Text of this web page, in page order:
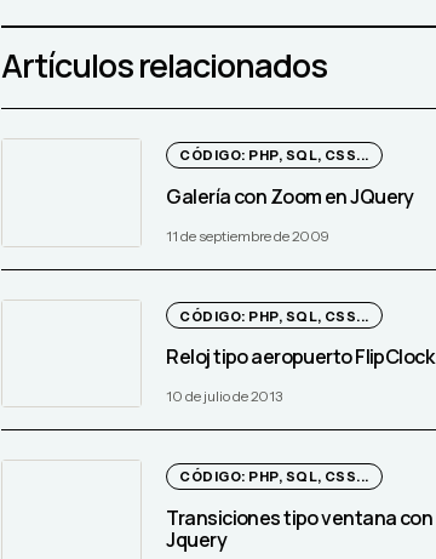
Artículos relacionados
CÓDIGO: PHP, SQL, CSS...
Galería con Zoom en JQuery
11 de septiembre de 2009
CÓDIGO: PHP, SQL, CSS...
Reloj tipo aeropuerto FlipClock
10 de julio de 2013
CÓDIGO: PHP, SQL, CSS...
Transiciones tipo ventana con
Jquery